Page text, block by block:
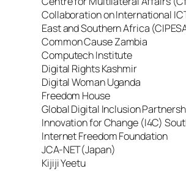
Collaboration on International
East and Southern Africa
Common Cause Zambia
Computech Institute
Digital Rights Kashmir
Digital Woman Uganda
Freedom House
Global Digital Inclusion
Innovation for Change (I4C)
Internet Freedom Foundation
JCA-NET(Japan)
Kijiji Yeetu